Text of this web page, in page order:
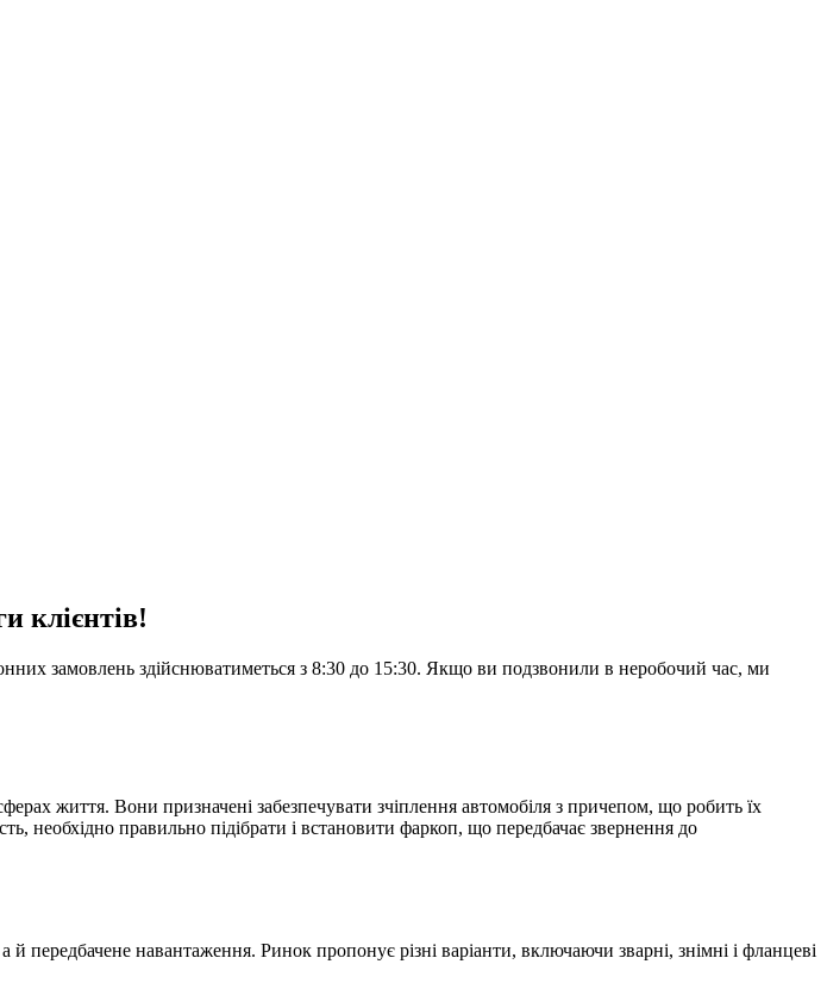
клієнтів!
замовлень здійснюватиметься з 8:30 до 15:30. Якщо ви подзвонили в неробочий час, ми
життя. Вони призначені забезпечувати зчіплення автомобіля з причепом, що робить їх
необхідно правильно підібрати і встановити фаркоп, що передбачає звернення до
а й передбачене навантаження. Ринок пропонує різні варіанти, включаючи зварні, знімні і фланцеві